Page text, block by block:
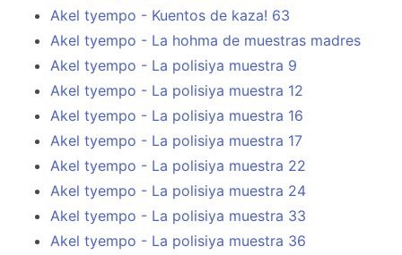
Akel tyempo - Kuentos de kaza! 63
Akel tyempo - La hohma de muestras madres
Akel tyempo - La polisiya muestra 9
Akel tyempo - La polisiya muestra 12
Akel tyempo - La polisiya muestra 16
Akel tyempo - La polisiya muestra 17
Akel tyempo - La polisiya muestra 22
Akel tyempo - La polisiya muestra 24
Akel tyempo - La polisiya muestra 33
Akel tyempo - La polisiya muestra 36